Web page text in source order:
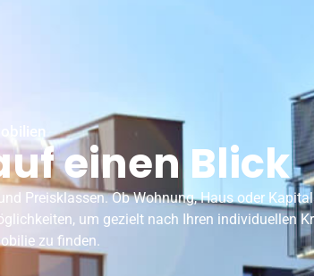
einen Blick
Preisklassen. Ob Wohnung, Haus oder
um gezielt nach Ihren individuellen
zu finden.